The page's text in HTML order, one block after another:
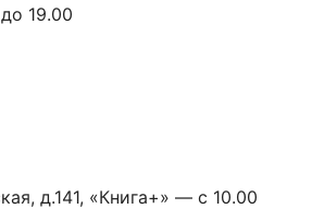
19.00
д.141, «Книга+» — с 10.00